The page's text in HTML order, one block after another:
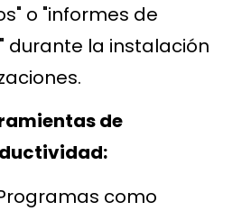
o "informes de
durante la instalación
de
como